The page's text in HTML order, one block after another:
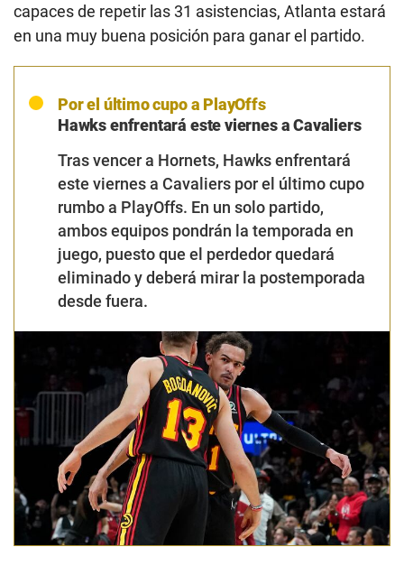
capaces de repetir las 31 asistencias, Atlanta estará
en una muy buena posición para ganar el partido.
Por el último cupo a PlayOffs
Hawks enfrentará este viernes a Cavaliers
Tras vencer a Hornets, Hawks enfrentará
este viernes a Cavaliers por el último cupo
rumbo a PlayOffs. En un solo partido,
ambos equipos pondrán la temporada en
juego, puesto que el perdedor quedará
eliminado y deberá mirar la postemporada
desde fuera.